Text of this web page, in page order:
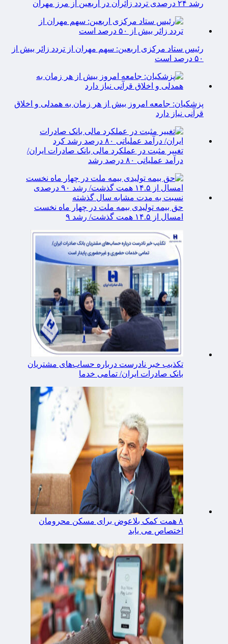
رشد ۲۴ درصدی تردد زائران در اربعین از مرز مهران
رئیس ستاد مرکزی اربعین: سهم مهران از تردد زائر بیش از
۵۰ درصد است
پزشکیان: جامعه امروز بیش از هر زمان به همدلی و اخلاق
قرآنی نیاز دارد
تغییر مثبت در عملکرد مالی بانک صادرات ایران/
درآمد عملیاتی ۸۰ درصد رشد
حق بیمه تولیدی بیمه ملت در چهار ماه نخست
امسال از ۱۴.۵ همت گذشت/ رشد ۹
تکذیب خبر نادرست درباره حساب‌های مشتریان
بانک صادرات ایران/ تمامی خدما
۸ همت کمک بلاعوض برای مسکن محرومان
اختصاص می یابد